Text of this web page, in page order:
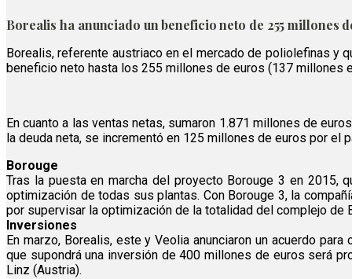
Borealis ha anunciado un beneficio neto de 255 millones
Borealis, referente austriaco en el mercado de poliolefinas y
beneficio neto hasta los 255 millones de euros (137
En cuanto a las ventas netas, sumaron 1.871 millones de
la deuda neta, se incrementó en 125 millones de euros por
Borouge
Tras la puesta en marcha del proyecto Borouge 3 en 2015,
optimización de todas sus plantas. Con Borouge 3, la
por supervisar la optimización de la totalidad del complejo de
Inversiones
En marzo, Borealis, este y Veolia anunciaron un acuerdo
que supondrá una inversión de 400 millones de euros será
Linz (Austria).